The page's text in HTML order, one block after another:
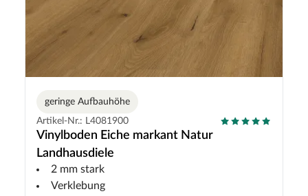
geringe Aufbauhöhe
Artikel-Nr.: L4081900
Vinylboden Eiche markant Natur
Landhausdiele
2 mm stark
Verklebung